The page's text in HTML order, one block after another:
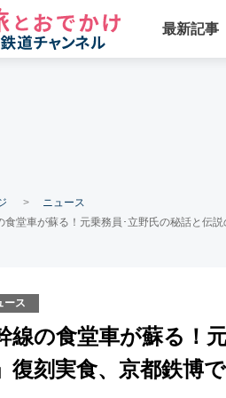
最新記事
ニュース
食堂車が蘇る！元乗務員･立野氏の秘話と伝
ース
線の食堂車が蘇る！
復刻実食、京都鉄博